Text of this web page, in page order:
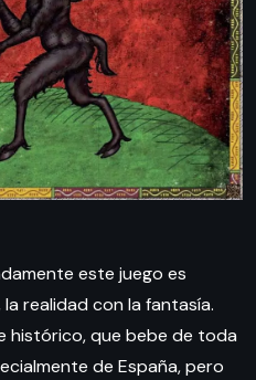
este juego es
realidad con la fantasía.
histórico, que bebe de toda
de España, pero